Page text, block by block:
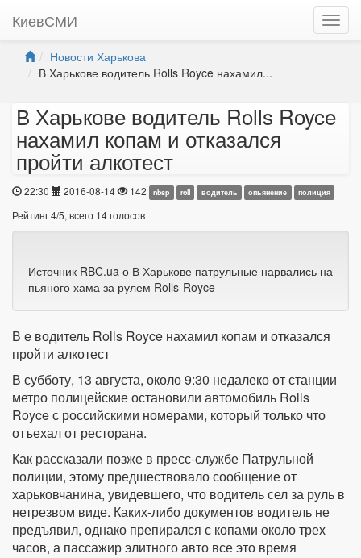
КиевСМИ
Новости Харькова
В Харькове водитель Rolls Royce нахамил...
В Харькове водитель Rolls Royce
нахамил копам и отказался
пройти алкотест
22:30 2016-08-14 142 nbsp roll водитель опьянение полиция
Рейтинг4/5, всего 14голосов
Источник RBC.ua о В Харькове патрульные нарвались на
пьяного хама за рулем Rolls-Royce
В е водитель Rolls Royce нахамил копам и отказался
пройти алкотест
В субботу, 13 августа, около 9:30 недалеко от станции
метро полицейские остановили автомобиль Rolls
Royce с российскими номерами, который только что
отъехал от ресторана.
Как рассказали позже в пресс-службе Патрульной
полиции, этому предшествовало сообщение от
харьковчанина, увидевшего, что водитель сел за руль в
нетрезвом виде. Каких-либо документов водитель не
предъявил, однако препирался с копами около трех
часов, а пассажир элитного авто все это время